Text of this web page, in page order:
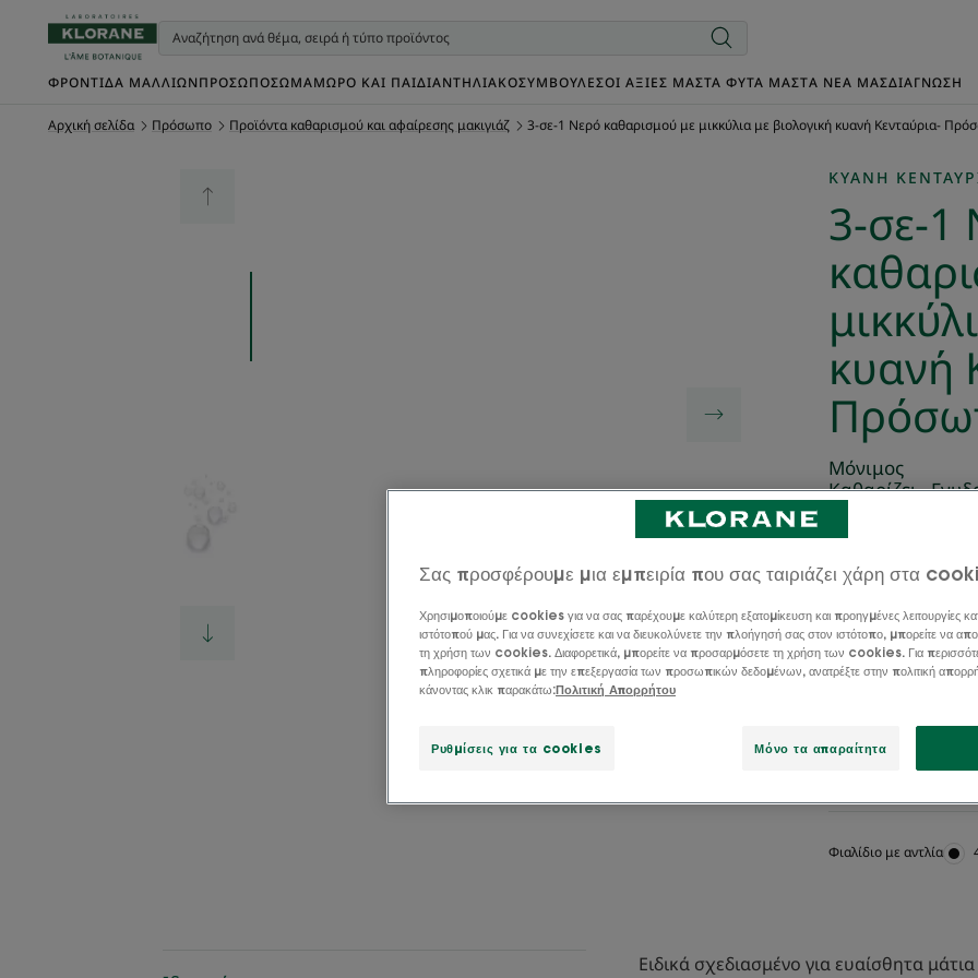
ΦΡΟΝΤΊΔΑ ΜΑΛΛΙΏΝΠΡΌΣΩΠΟΣΏΜΑΜΩΡΌ ΚΑΙ ΠΑΙΔΊΑΝΤΗΛΙΑΚΌΣΥΜΒΟΥΛΈΣΟΙ ΑΞΊΕΣ ΜΑΣΤΑ ΦΥΤΆ ΜΑΣTΑ ΝΈΑ ΜΑΣΔΙΑΓΝΩΣΗ
Αρχική σελίδα Πρόσωπο Προϊόντα καθαρισμού και αφαίρεσης μακιγιάζ 3-σε-1 Νερό καθαρισμού με μικκύλια με βιολογική κυανή Κενταύρια-
ΚΥΑΝΉ
3-σε-1
κυανή
Μόνιμος
Καθαρίζει -
Το Νερό
Κενταύρια
ενυδατώνει το
σύνθεσή του με
Εύκολη
Φιαλίδιο με αντλία
Ειδικά σχεδιασμένο για ευαίσθητα
Σας προσφέρουμε μια εμπειρία που σας ταιριάζει χάρη στα
Χρησιμοποιούμε cookies για να σας παρέχουμε καλύτερη εξατομίκευση και προηγμένες λειτουργίες
ιστότοπού μας. Για να συνεχίσετε και να διευκολύνετε την πλοήγησή σας στον ιστότοπο, μπορείτε να
τη χρήση των cookies. Διαφορετικά, μπορείτε να προσαρμόσετε τη χρήση των cookies. Για
πληροφορίες σχετικά με την επεξεργασία των προσωπικών δεδομένων, ανατρέξτε στην πολιτική
κάνοντας κλικ παρακάτω:Πολιτική Απορρήτου
Ρυθμίσεις για τα cookies Μόνο τα απαραίτητα